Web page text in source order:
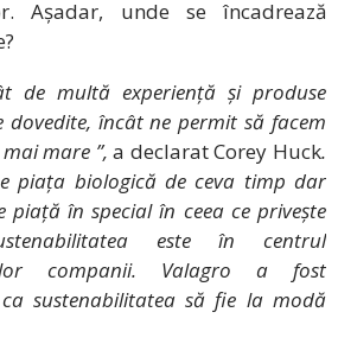
Așadar, unde se încadrează
de multă experiență și produse
încât ne permit să facem
mare ”,a declarat Corey Huck.
piața biologică de ceva timp dar
piață în special în ceea ce privește
este în centrul
companii. Valagro a fost
sustenabilitatea să fie la modă